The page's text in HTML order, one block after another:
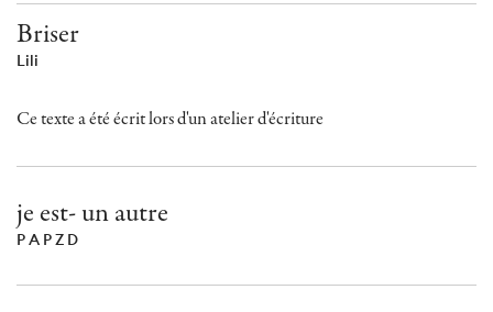
Briser
Lili
Ce texte a été écrit lors d'un atelier d'écriture
je est- un autre
P A P Z D